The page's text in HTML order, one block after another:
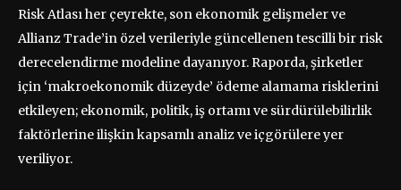
Risk Atlası her çeyrekte, son ekonomik gelişmeler ve
Allianz Trade’in özel verileriyle güncellenen tescilli bir risk
derecelendirme modeline dayanıyor. Raporda, şirketler
için ‘makroekonomik düzeyde’ ödeme alamama risklerini
etkileyen; ekonomik, politik, iş ortamı ve sürdürülebilirlik
faktörlerine ilişkin kapsamlı analiz ve içgörülere yer
veriliyor.